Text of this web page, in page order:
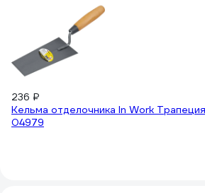
236 ₽
Кельма отделочника In Work
04979